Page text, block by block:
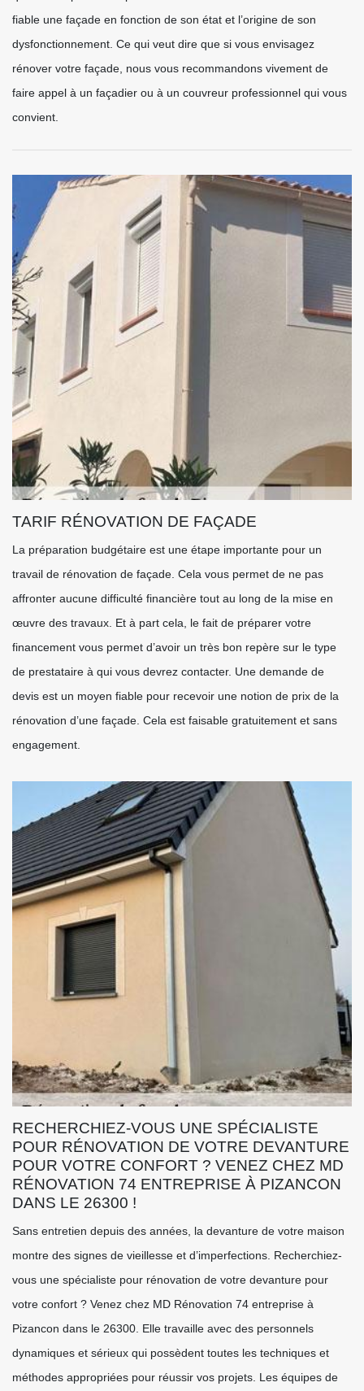
fiable une façade en fonction de son état et l’origine de son
dysfonctionnement. Ce qui veut dire que si vous envisagez
rénover votre façade, nous vous recommandons vivement de
faire appel à un façadier ou à un couvreur professionnel qui vous
convient.
TARIF RÉNOVATION DE FAÇADE
La préparation budgétaire est une étape importante pour un
travail de rénovation de façade. Cela vous permet de ne pas
affronter aucune difficulté financière tout au long de la mise en
œuvre des travaux. Et à part cela, le fait de préparer votre
financement vous permet d’avoir un très bon repère sur le type
de prestataire à qui vous devrez contacter. Une demande de
devis est un moyen fiable pour recevoir une notion de prix de la
rénovation d’une façade. Cela est faisable gratuitement et sans
engagement.
RECHERCHIEZ-VOUS UNE SPÉCIALISTE
POUR RÉNOVATION DE VOTRE DEVANTURE
POUR VOTRE CONFORT ? VENEZ CHEZ MD
RÉNOVATION 74 ENTREPRISE À PIZANCON
DANS LE 26300 !
Sans entretien depuis des années, la devanture de votre maison
montre des signes de vieillesse et d’imperfections. Recherchiez-
vous une spécialiste pour rénovation de votre devanture pour
votre confort ? Venez chez MD Rénovation 74 entreprise à
Pizancon dans le 26300. Elle travaille avec des personnels
dynamiques et sérieux qui possèdent toutes les techniques et
méthodes appropriées pour réussir vos projets. Les équipes de